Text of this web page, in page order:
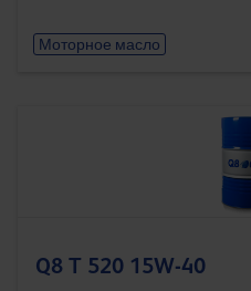
Моторное масло
Q8 T 520 15W-40